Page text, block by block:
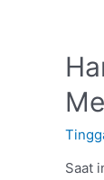
Saat
Masjid
Yang
Elegan
dan